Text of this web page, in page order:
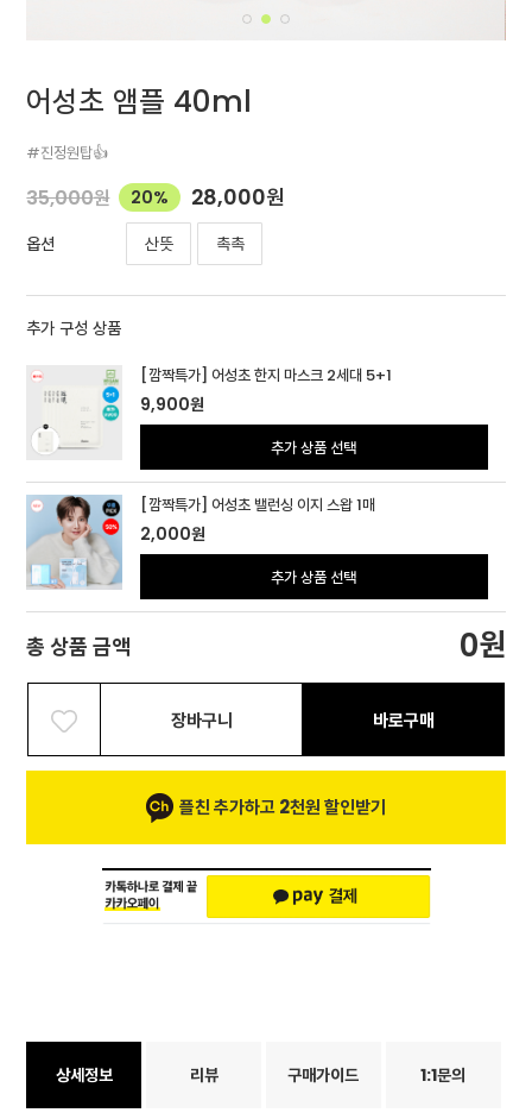
어성초 앰플 40ml
#진정원탑👍
35,000원 20% 28,000원
옵션 산뜻 촉촉
추가 구성 상품
[깜짝특가] 어성초 한지 마스크 2세대 5+1
9,900원
추가 상품 선택
[깜짝특가] 어성초 밸런싱 이지 스왑 1매
2,000원
추가 상품 선택
총 상품 금액 0원
장바구니 바로구매
플친 추가하고 2천원 할인받기
상세정보 리뷰 구매가이드 1:1문의